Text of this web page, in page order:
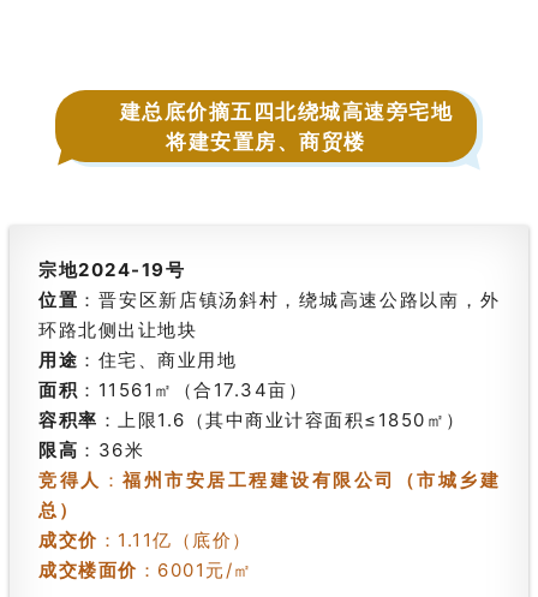
建总底价摘五四北绕城高速旁宅地
将建安置房、商贸楼
宗地2024-19号
位置 ：晋安区新店镇汤斜村，绕城高速公路以南，外
环路北侧出让地块
用途 ：住宅、商业用地
面积 ：11561㎡（合17.34亩）
容积率 ：上限1.6（其中商业计容面积≤1850㎡）
限高 ：36米
竞得人 ： 福州市安居工程建设有限公司（市城乡建
总）
成交价 ：1.11亿（底价）
成交楼面价 ： 6001元/㎡